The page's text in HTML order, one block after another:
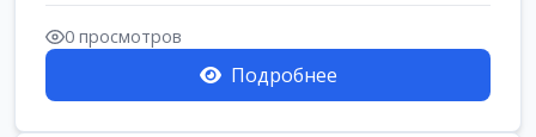
0 просмотров
Подробнее